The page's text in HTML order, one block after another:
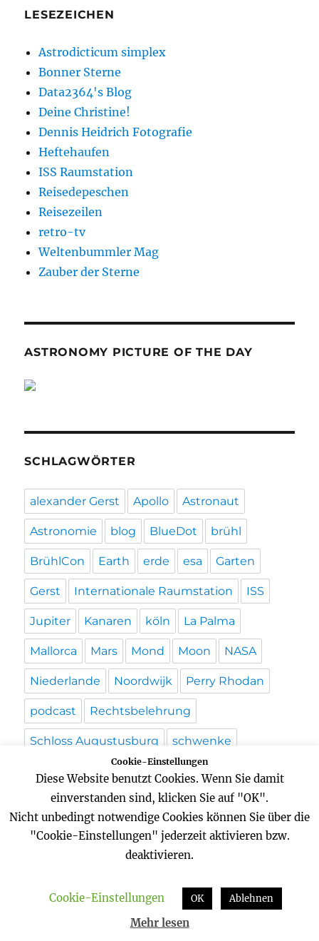
LESEZEICHEN
Astrodicticum simplex
Bonner Sterne
Data2364's Blog
Deine Christine!
Dennis Heidrich Fotografie
Heftehaufen
ISS Raumstation
Reisedepeschen
Reisezeilen
retro-tv
Weltenbummler Mag
Zauber der Sterne
ASTRONOMY PICTURE OF THE DAY
SCHLAGWÖRTER
alexander Gerst Apollo Astronaut
Astronomie blog BlueDot brühl
BrühlCon Earth erde esa Garten
Gerst Internationale Raumstation ISS
Jupiter Kanaren köln La Palma
Mallorca Mars Mond Moon NASA
Niederlande Noordwijk Perry Rhodan
podcast Rechtsbelehrung
Schloss Augustusburg schwenke
Science Science-fiction
Science-fiction-Serie Sonne
Sonnenuntergang space Space Station
Video Weltall
Wordpress Zeitreise
Cookie-Einstellungen
Diese Website benutzt Cookies. Wenn Sie damit
einverstanden sind, klicken Sie auf "OK".
Nicht unbedingt notwendige Cookies können Sie über die
"Cookie-Einstellungen" jederzeit aktivieren bzw.
deaktivieren.
Cookie-Einstellungen OK Ablehnen
Mehr lesen